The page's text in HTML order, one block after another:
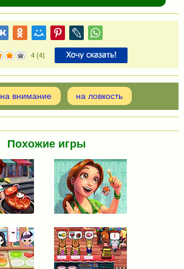
4 (4)
на внимание на ловкость
Похожие игры